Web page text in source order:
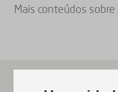
Mais conteúdos sobre